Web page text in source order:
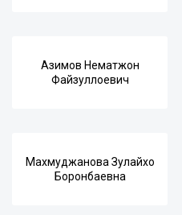
Азимов Нематжон
Файзуллоевич
Махмуджанова Зулайхо
Боронбаевна